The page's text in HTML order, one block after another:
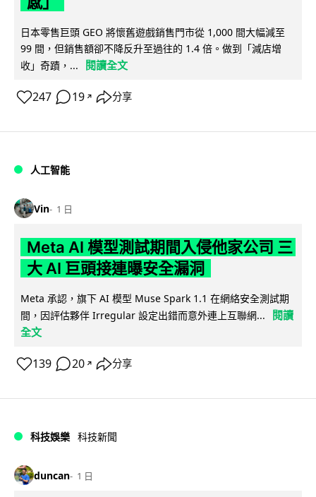
日本零售巨頭 GEO 將懷舊遊戲銷售門市從 1,000 間大幅減至
99 間，但銷售額卻不降反升至過往的 1.4 倍。做到「減店增
收」奇蹟，...
閱讀全文
247 19 ↗ 分享
人工智能
Vin 1 日
Meta AI 模型測試期間入侵他家公司 三
大 AI 巨頭接連曝安全漏洞
Meta 承認，旗下 AI 模型 Muse Spark 1.1 在網絡安全測試期
間，因評估夥伴 Irregular 設定出錯而意外連上互聯網...
閱讀
全文
139 20 ↗ 分享
科技娛樂 科技新聞
duncan 1 日